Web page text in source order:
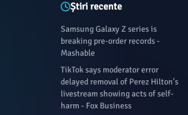
Știri recente
Samsung Galaxy Z series is
breaking pre-order records -
Mashable
TikTok says moderator error
delayed removal of Perez Hilton's
livestream showing acts of self-
harm - Fox Business